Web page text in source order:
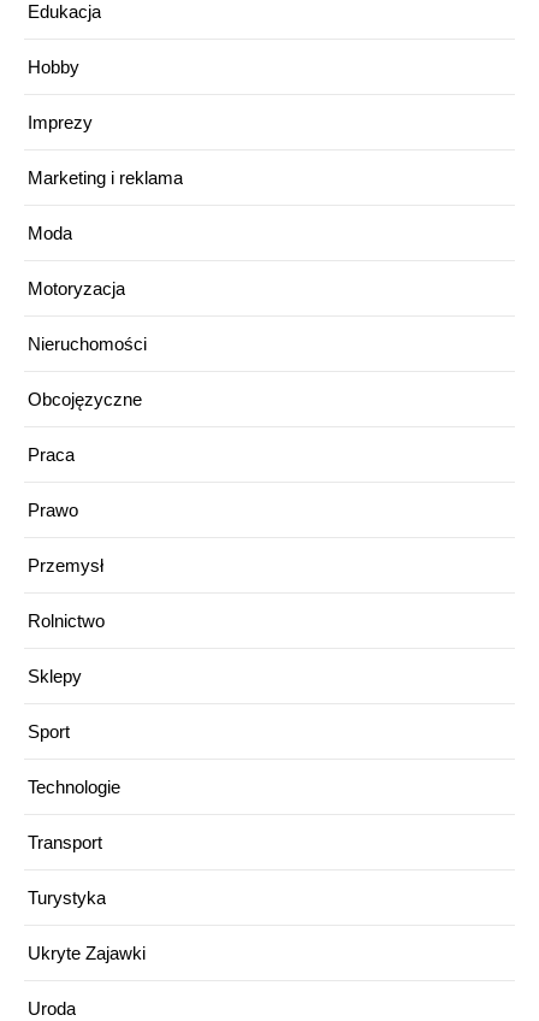
Edukacja
Hobby
Imprezy
Marketing i reklama
Moda
Motoryzacja
Nieruchomości
Obcojęzyczne
Praca
Prawo
Przemysł
Rolnictwo
Sklepy
Sport
Technologie
Transport
Turystyka
Ukryte Zajawki
Uroda